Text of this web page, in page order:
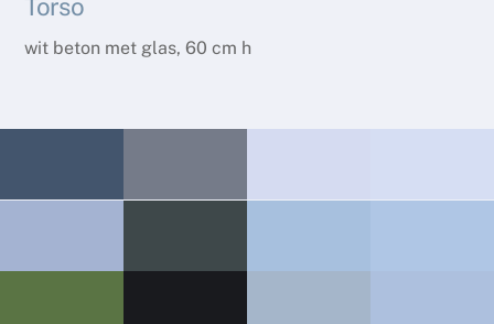
Torso
wit beton met glas, 60 cm h